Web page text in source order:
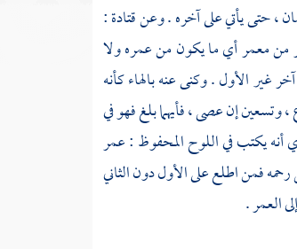
، حتى يأتي على آخره . وعنقتادة:
من معمر أي ما يكون من عمره ولا
الأول . وكنى عنه بالهاء كأنه
إن عصى ، فأيهما بلغ فهو في
أنه يكتب في اللوح المحفوظ : عمر
فمن اطلع على الأول دون الثاني
العمر .